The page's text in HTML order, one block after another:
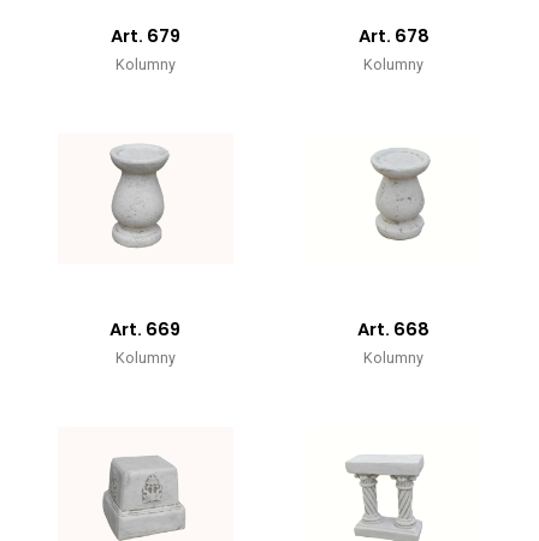
Art. 679
Kolumny
Art. 678
Kolumny
Art. 669
Kolumny
Art. 668
Kolumny